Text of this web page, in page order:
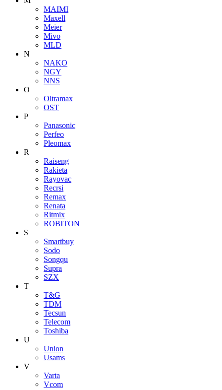
MAIMI
Maxell
Meier
Mivo
MLD
N
NAKO
NGY
NNS
O
Oltramax
OST
P
Panasonic
Perfeo
Pleomax
R
Raiseng
Rakieta
Rayovac
Recrsi
Remax
Renata
Ritmix
ROBITON
S
Smartbuy
Sodo
Songqu
Supra
SZX
T
T&G
TDM
Tecsun
Telecom
Toshiba
U
Union
Usams
V
Varta
Vcom